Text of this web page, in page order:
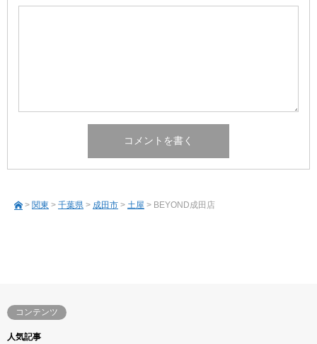
> 関東 > 千葉県 > 成田市 > 土屋 > BEYOND成田店
コンテンツ
人気記事